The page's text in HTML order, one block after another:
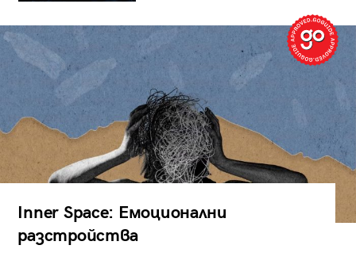
Inner Space: Емоционални
разстройства